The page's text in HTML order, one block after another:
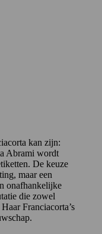
kan zijn:
Abrami wordt
De keuze
maar een
onafhankelijke
die zowel
Franciacorta’s